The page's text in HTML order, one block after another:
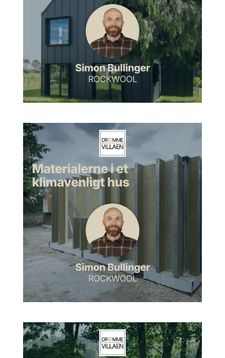
om i dag. Men inden vi kommer til det, så skal vi bare lige
høre om dig og din baggrund. Hvor er det, du kommer fra?
Jep. Jamen jeg er arkitekt. Jeg kommer fra
Arkitektskolen i Aarhus, har læst i USA også lidt. Og så har jeg
efterfølgende arbejdet både med interiørdesign og
bygningsdesign, og så har jeg lavet en ph.d. om lysfiltrerende
solceller i virkeligheden, hvor jeg kigger både på
dagslysdelen, der bliver filtreret igennem facaden, men også
på de forskellige solcelleteknologier. Senere startede jeg så
hos VELUX, hvor jeg faktisk startede i
udvikle forskellige nye koncepter til produkter i en afdeling,
der dengang hed Xlab. Og så har jeg siden arbejdet for
VELUX ovenlysmoduler, som var det her store glastage, som
VELUX kan lave. Det kan bygges i forskellige konfigurationer.
Super fedt produkt. Og så har jeg også siden, ja, de sidste
fem års tid siddet rigtig meget med dialog med arkitekterne,
både i Norge og i Danmark. Og jeg sidder rigtig meget og
laver trainings i vores dagslysanalyseværktøjer og
projektsparring, og hvordan man ligesom kan placere ovenlys
i forhold til det, som arkitekterne ønsker i deres rumlige
visioner. Og også lige så meget dialog med studerende. Så alt
i alt, VELUX siden 2011.
VELUX og et projekt, der gjorde
indtryk
Morten:
Sådan. Jeg tænker, du har set rigtig mange projekter
i den forbindelse. Hvad er sådan et af de der projekter, hvor
specielt indtryk på dig?
Artur:Altså, jeg synes Green Solution House på Bornholm,
som er sådan et konferencecenter og hotel, der kører rigtig